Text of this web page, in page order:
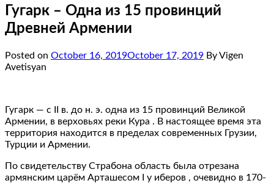
Гугарк – Одна из 15 провинций
Древней Армении
Posted on October 16, 2019October 17, 2019 By Vigen
Avetisyan
Гугарк — с II в. до н. э. одна из 15 провинций Великой
Армении, в верховьях реки Кура . В настоящее время эта
территория находится в пределах современных Грузии,
Турции и Армении.
По свидетельству Страбона область была отрезана
армянским царём Арташесом I у иберов , очевидно в 170-